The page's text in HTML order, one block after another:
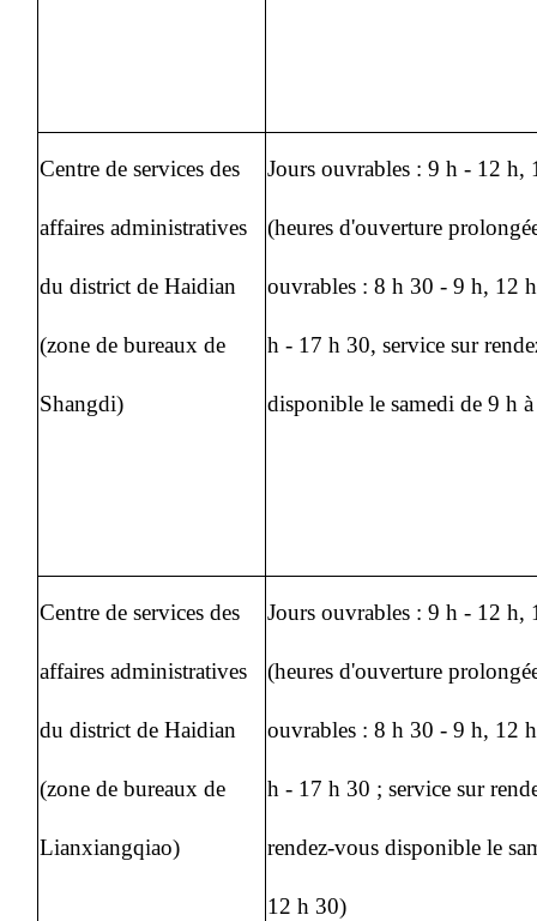
Centre de services des
affaires administratives
du district de Haidian
(zone de bureaux de
Shangdi)
Jours ouvrables : 9 h - 12 h,
(heures d'ouverture
ouvrables : 8 h 30 - 9 h, 12
h - 17 h 30, service sur
disponible le samedi de 9 h
Centre de services des
affaires administratives
du district de Haidian
(zone de bureaux de
Lianxiangqiao)
Jours ouvrables : 9 h - 12 h,
(heures d'ouverture
ouvrables : 8 h 30 - 9 h, 12
h - 17 h 30 ; service sur
rendez-vous disponible le
12 h 30)